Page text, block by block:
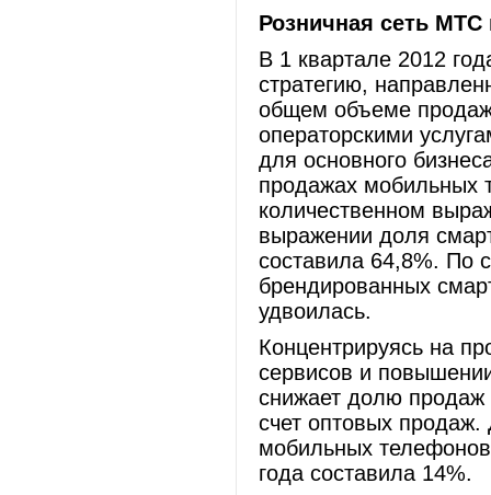
Розничная сеть МТС
В 1 квартале 2012
стратегию,
общем объеме
операторскими
для основного
продажах мобильных
количественном
выражении доля
составила 64,8%. По
брендированных
удвоилась.
Концентрируясь на
сервисов и
снижает долю
счет оптовых
мобильных
года составила 14%.